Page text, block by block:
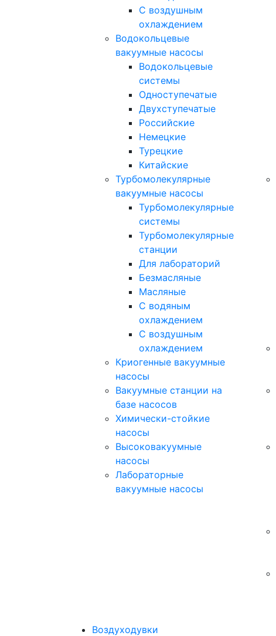
С воздушным
охлаждением
Водокольцевые
вакуумные насосы
Водокольцевые
системы
Одноступечатые
Двухступечатые
Российские
Немецкие
Турецкие
Китайские
Турбомолекулярные
вакуумные насосы
Турбомолекулярные
системы
Турбомолекулярные
станции
Для лабораторий
Безмасляные
Масляные
C водяным
охлаждением
C воздушным
охлаждением
Криогенные вакуумные
насосы
Вакуумные станции на
базе насосов
Химически-стойкие
насосы
Высоковакуумные
насосы
Лабораторные
вакуумные насосы
Воздуходувки